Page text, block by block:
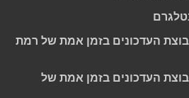
העדכונים בזמן אמת של רמת
העדכונים בזמן אמת של